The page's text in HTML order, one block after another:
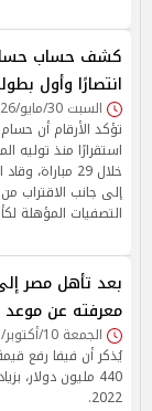
انتصارًا وأول
السبت 30/مايو/2026 - 08:37 م
تؤكد الأرقام أن
خلال 29
إلى جانب
التصفيات المؤهلة لكأس
معرفته عن موعد
الجمعة 10/أكتوبر/2025 - 04:50 م
2022.